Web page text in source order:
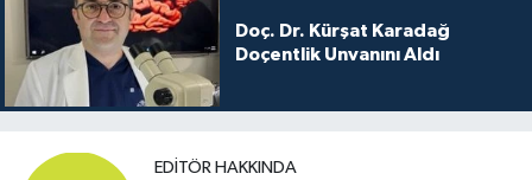
Doç. Dr. Kürşat Karadağ
Doçentlik Unvanını Aldı
EDITÖR HAKKINDA